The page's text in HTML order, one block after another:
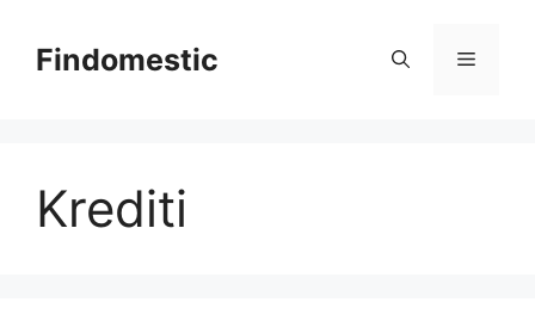
contentFindomestic Menu
Krediti